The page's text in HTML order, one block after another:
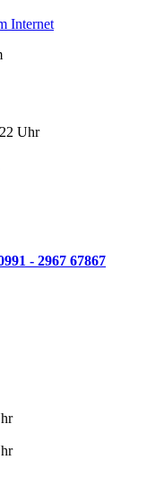
Uhr
- 2967 67867